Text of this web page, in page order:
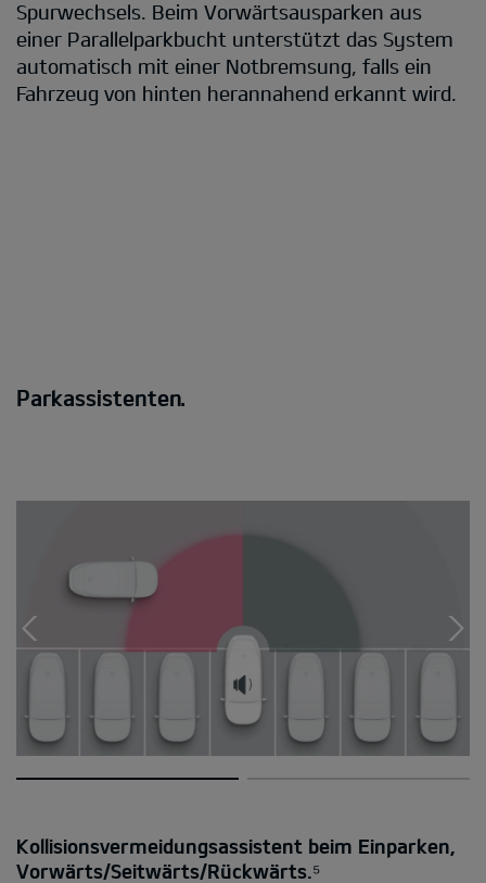
Spurwechsels. Beim Vorwärtsausparken aus
einer Parallelparkbucht unterstützt das System
automatisch mit einer Notbremsung, falls ein
Fahrzeug von hinten herannahend erkannt wird.
Parkassistenten.
Kollisionsvermeidungsassistent beim Einparken,
Vorwärts/Seitwärts/Rückwärts.⁵